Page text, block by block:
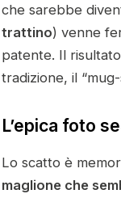
che sarebbe
trattino) venne
patente. Il
tradizione, il
L’epica foto
Lo scatto è
maglione che